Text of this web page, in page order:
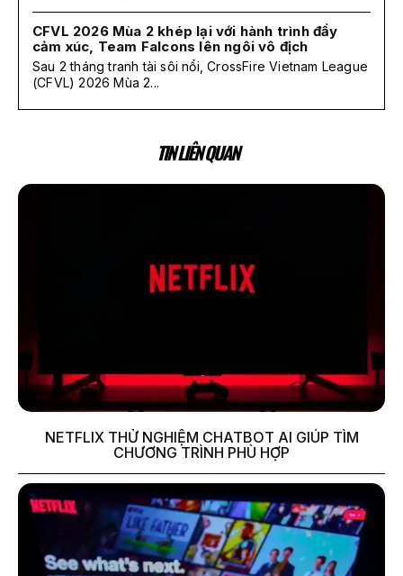
CFVL 2026 Mùa 2 khép lại với hành trình đầy
cảm xúc, Team Falcons lên ngôi vô địch
Sau 2 tháng tranh tài sôi nổi, CrossFire Vietnam League
(CFVL) 2026 Mùa 2...
TIN LIÊN QUAN
NETFLIX THỬ NGHIỆM CHATBOT AI GIÚP TÌM
CHƯƠNG TRÌNH PHÙ HỢP